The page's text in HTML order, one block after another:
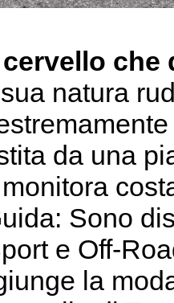
che
natura
da una
Sono
e Off-
la